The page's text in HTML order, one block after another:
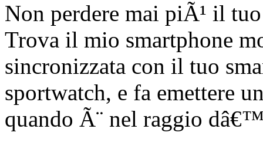
Non perdere mai piÃ¹ il
Trova il mio smartphone
sincronizzata con il tuo
sportwatch, e fa emettere
quando Ã¨ nel raggio